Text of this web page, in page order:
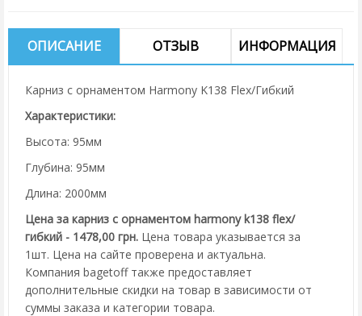
ОПИСАНИЕ ОТЗЫВ ИНФОРМАЦИЯ
Карниз с орнаментом Harmony K138 Flex/Гибкий
Характеристики:
Высота: 95мм
Глубина: 95мм
Длина: 2000мм
Цена за карниз с орнаментом harmony k138 flex/
гибкий - 1478,00 грн. Цена товара указывается за
1шт. Цена на сайте проверена и актуальна.
Компания bagetoff также предоставляет
дополнительные скидки на товар в зависимости от
суммы заказа и категории товара.